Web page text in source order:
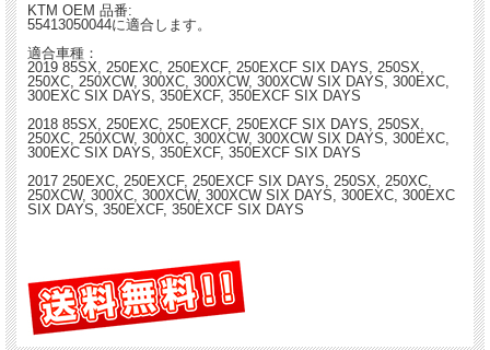
KTM OEM 品番:
55413050044に適合します。
適合車種：
2019 85SX, 250EXC, 250EXCF, 250EXCF SIX DAYS, 250SX,
250XC, 250XCW, 300XC, 300XCW, 300XCW SIX DAYS, 300EXC,
300EXC SIX DAYS, 350EXCF, 350EXCF SIX DAYS
2018 85SX, 250EXC, 250EXCF, 250EXCF SIX DAYS, 250SX,
250XC, 250XCW, 300XC, 300XCW, 300XCW SIX DAYS, 300EXC,
300EXC SIX DAYS, 350EXCF, 350EXCF SIX DAYS
2017 250EXC, 250EXCF, 250EXCF SIX DAYS, 250SX, 250XC,
250XCW, 300XC, 300XCW, 300XCW SIX DAYS, 300EXC, 300EXC
SIX DAYS, 350EXCF, 350EXCF SIX DAYS